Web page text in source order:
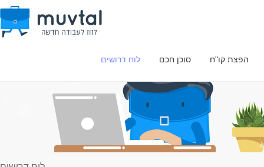
לוח דרושים סוכן חכם הפצת קו"ח